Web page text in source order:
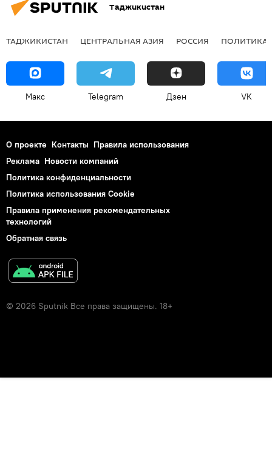
Таджикистан
ТАДЖИКИСТАН ЦЕНТРАЛЬНАЯ АЗИЯ РОССИЯ ПОЛИТИКА
Макс Telegram Дзен VK
О проекте Контакты Правила использования
Реклама Новости компаний
Политика конфиденциальности
Политика использования Cookie
Правила применения рекомендательных
технологий
Обратная связь
© 2026 Sputnik Все права защищены. 18+